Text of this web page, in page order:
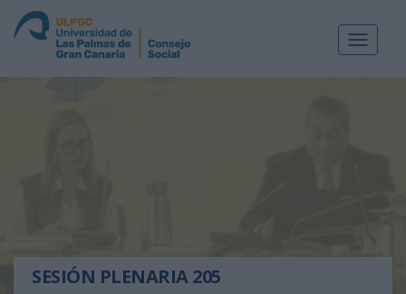
Toggle
SESIÓN PLENARIA 205